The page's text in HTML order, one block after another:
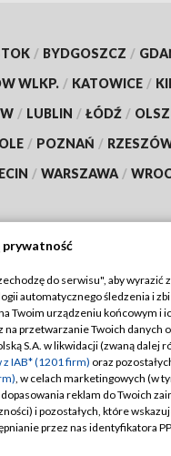
/ BYDGOSZCZ /
WLKP. / KATOWICE /
/ LUBLIN / ŁÓDŹ /
/ POZNAŃ /
/ WARSZAWA /
TVP
TVP
Cyfrowa
Regulamin TVP
Polityka prywatności
Moje zgody
Pomoc
prywatność
do serwisu", aby wyrazić
automatycznego śledzenia i
Twoim urządzeniu końcowym i
przetwarzanie Twoich danych
S.A. w likwidacji (zwaną dalej
IAB* (1201 firm) oraz
, w celach marketingowych (w
reklam do Twoich
i pozostałych, które
przez nas identyfikatora